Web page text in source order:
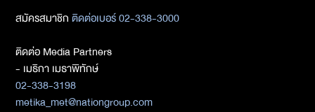
สมัครสมาชิกติดต่อเบอร์ 02-338-3000
ติดต่อ Media Partners
- เมธิกา เมธาพิทักษ์
02-338-3198
metika_met@nationgroup.com